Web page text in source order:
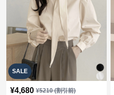
SALE
¥4,680 ¥5210(割引前)